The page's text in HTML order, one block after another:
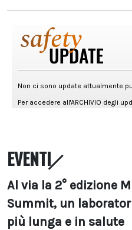
EVENTI
Al via la 2° edizione
Summit, un
più lunga e in salute